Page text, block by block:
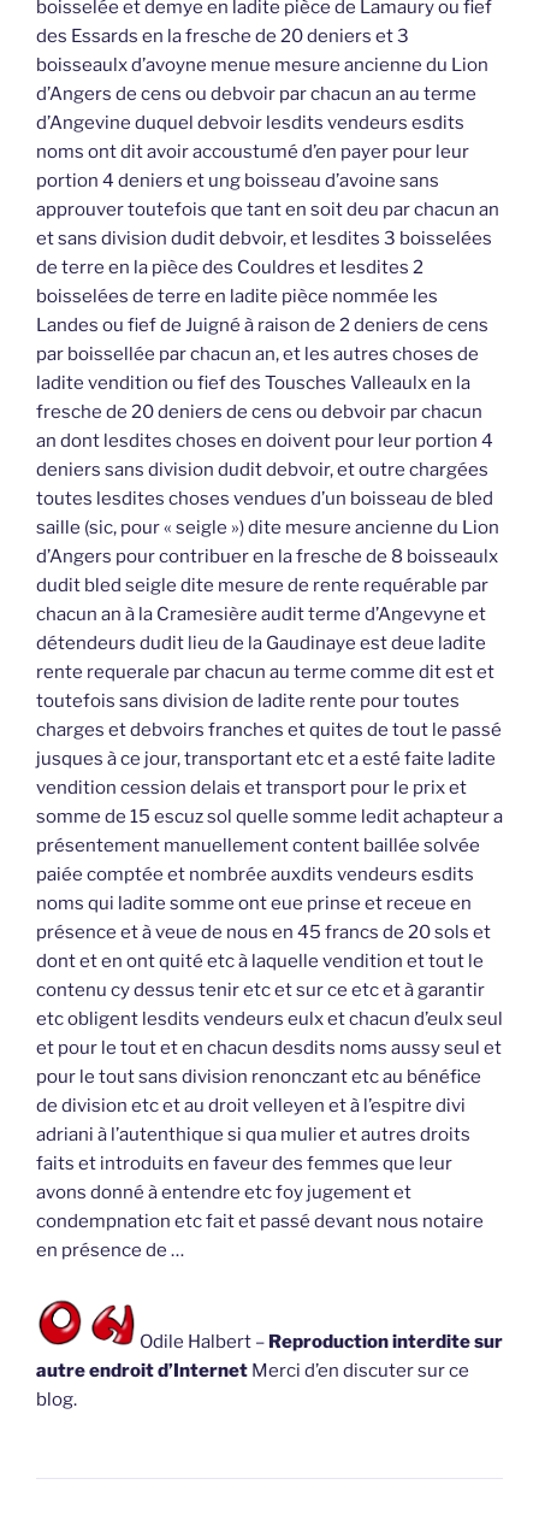
boisselée et demye en ladite pièce de Lamaury ou fief
des Essards en la fresche de 20 deniers et 3
boisseaulx d’avoyne menue mesure ancienne du Lion
d’Angers de cens ou debvoir par chacun an au terme
d’Angevine duquel debvoir lesdits vendeurs esdits
noms ont dit avoir accoustumé d’en payer pour leur
portion 4 deniers et ung boisseau d’avoine sans
approuver toutefois que tant en soit deu par chacun an
et sans division dudit debvoir, et lesdites 3 boisselées
de terre en la pièce des Couldres et lesdites 2
boisselées de terre en ladite pièce nommée les
Landes ou fief de Juigné à raison de 2 deniers de cens
par boissellée par chacun an, et les autres choses de
ladite vendition ou fief des Tousches Valleaulx en la
fresche de 20 deniers de cens ou debvoir par chacun
an dont lesdites choses en doivent pour leur portion 4
deniers sans division dudit debvoir, et outre chargées
toutes lesdites choses vendues d’un boisseau de bled
saille (sic, pour « seigle ») dite mesure ancienne du Lion
d’Angers pour contribuer en la fresche de 8 boisseaulx
dudit bled seigle dite mesure de rente requérable par
chacun an à la Cramesière audit terme d’Angevyne et
détendeurs dudit lieu de la Gaudinaye est deue ladite
rente requerale par chacun au terme comme dit est et
toutefois sans division de ladite rente pour toutes
charges et debvoirs franches et quites de tout le passé
jusques à ce jour, transportant etc et a esté faite ladite
vendition cession delais et transport pour le prix et
somme de 15 escuz sol quelle somme ledit achapteur a
présentement manuellement content baillée solvée
paiée comptée et nombrée auxdits vendeurs esdits
noms qui ladite somme ont eue prinse et receue en
présence et à veue de nous en 45 francs de 20 sols et
dont et en ont quité etc à laquelle vendition et tout le
contenu cy dessus tenir etc et sur ce etc et à garantir
etc obligent lesdits vendeurs eulx et chacun d’eulx seul
et pour le tout et en chacun desdits noms aussy seul et
pour le tout sans division renonczant etc au bénéfice
de division etc et au droit velleyen et à l’espitre divi
adriani à l’autenthique si qua mulier et autres droits
faits et introduits en faveur des femmes que leur
avons donné à entendre etc foy jugement et
condempnation etc fait et passé devant nous notaire
en présence de …
Odile Halbert – Reproduction interdite sur
autre endroit d’Internet Merci d’en discuter sur ce
blog.